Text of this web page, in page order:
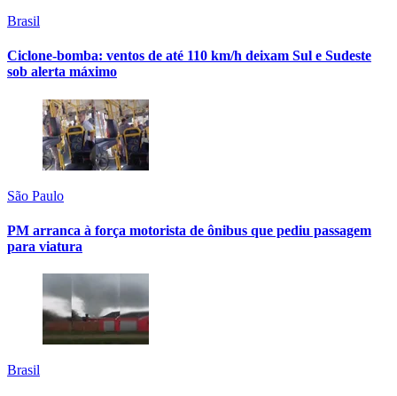
Brasil
Ciclone-bomba: ventos de até 110 km/h deixam Sul e Sudeste
sob alerta máximo
São Paulo
PM arranca à força motorista de ônibus que pediu passagem
para viatura
Brasil